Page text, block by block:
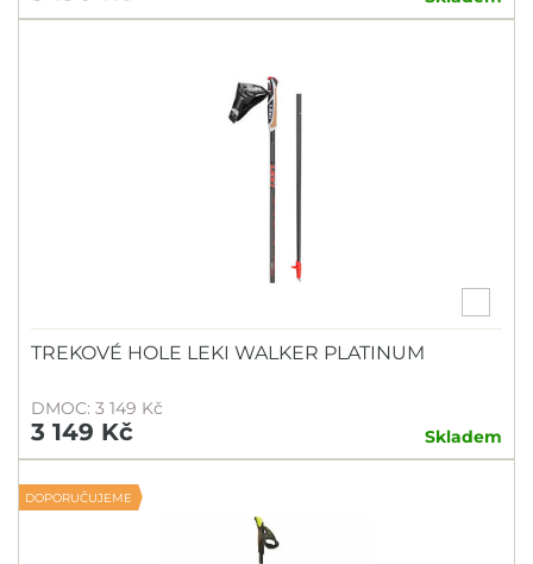
TREKOVÉ HOLE LEKI WALKER PLATINUM
DMOC: 3 149 Kč
3 149 Kč Skladem
DOPORUČUJEME